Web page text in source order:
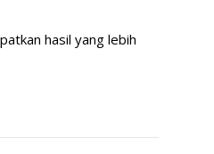
hasil yang lebih